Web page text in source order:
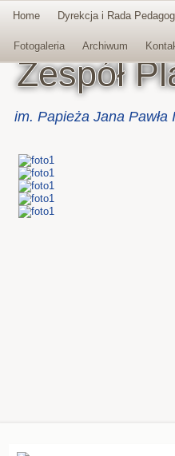
Zespół
im. Papieża Jana Pawła
Facebook
Home Dyrekcja i Rada
Fotogaleria Archiwum